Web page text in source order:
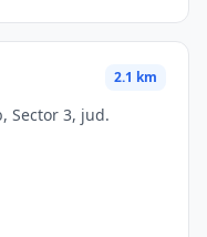
2.1 km